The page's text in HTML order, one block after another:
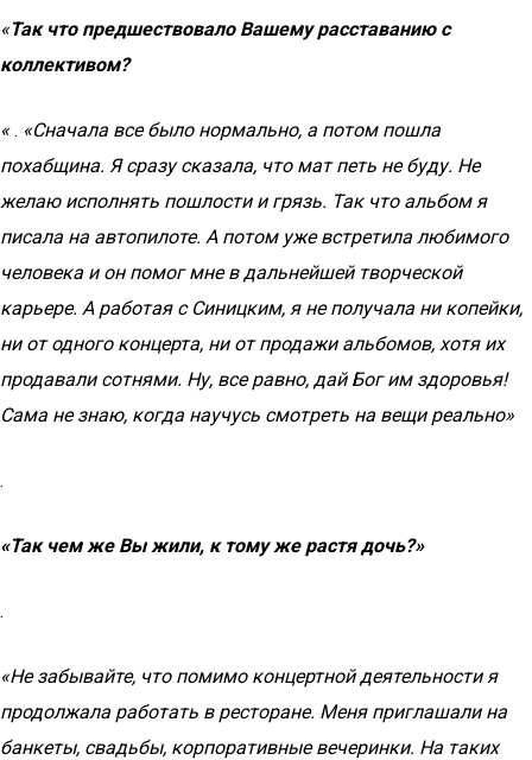
«Так что предшествовало Вашему расставанию с
коллективом?
«. «Сначала все было нормально, а потом пошла
похабщина. Я сразу сказала, что мат петь не буду. Не
желаю исполнять пошлости и грязь. Так что альбом я
писала на автопилоте. А потом уже встретила любимого
человека и он помог мне в дальнейшей творческой
карьере. А работая с Синицким, я не получала ни копейки,
ни от одного концерта, ни от продажи альбомов, хотя их
продавали сотнями. Ну, все равно, дай Бог им здоровья!
Сама не знаю, когда научусь смотреть на вещи реально»
.
«Так чем же Вы жили, к тому же растя дочь?»
.
«Не забывайте, что помимо концертной деятельности я
продолжала работать в ресторане. Меня приглашали на
банкеты, свадьбы, корпоративные вечеринки. На таких